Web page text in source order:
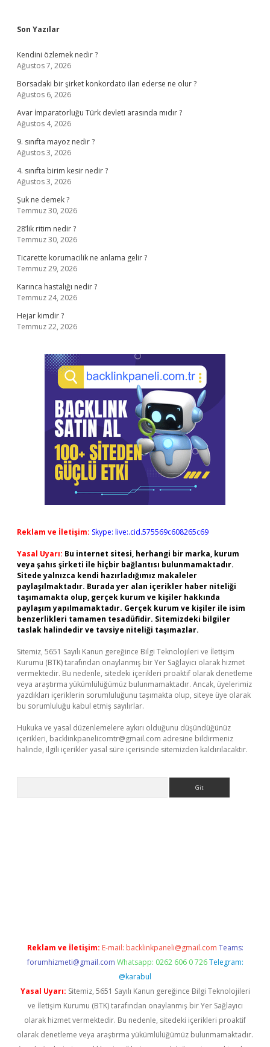
Sidebar
Son Yazılar
Kendini özlemek nedir ?
Ağustos 7, 2026
Borsadaki bir şirket konkordato ilan ederse ne olur ?
Ağustos 6, 2026
Avar İmparatorluğu Türk devleti arasında mıdır ?
Ağustos 4, 2026
9. sınıfta mayoz nedir ?
Ağustos 3, 2026
4. sınıfta birim kesir nedir ?
Ağustos 3, 2026
Şuk ne demek ?
Temmuz 30, 2026
28’lik ritim nedir ?
Temmuz 30, 2026
Ticarette korumacilik ne anlama gelir ?
Temmuz 29, 2026
Karınca hastalığı nedir ?
Temmuz 24, 2026
Hejar kimdir ?
Temmuz 22, 2026
Reklam ve İletişim: Skype: live:.cid.575569c608265c69
Yasal Uyarı: Bu internet sitesi, herhangi bir marka, kurum
veya şahıs şirketi ile hiçbir bağlantısı bulunmamaktadır.
Sitede yalnızca kendi hazırladığımız makaleler
paylaşılmaktadır. Burada yer alan içerikler haber niteliği
taşımamakta olup, gerçek kurum ve kişiler hakkında
paylaşım yapılmamaktadır. Gerçek kurum ve kişiler ile isim
benzerlikleri tamamen tesadüfidir. Sitemizdeki bilgiler
taslak halindedir ve tavsiye niteliği taşımazlar.
Sitemiz, 5651 Sayılı Kanun gereğince Bilgi Teknolojileri ve İletişim
Kurumu (BTK) tarafından onaylanmış bir Yer Sağlayıcı olarak hizmet
vermektedir. Bu nedenle, sitedeki içerikleri proaktif olarak denetleme
veya araştırma yükümlülüğümüz bulunmamaktadır. Ancak, üyelerimiz
yazdıkları içeriklerin sorumluluğunu taşımakta olup, siteye üye olarak
bu sorumluluğu kabul etmiş sayılırlar.
Hukuka ve yasal düzenlemelere aykırı olduğunu düşündüğünüz
içerikleri, backlinkpanelicomtr@gmail.com adresine bildirmeniz
halinde, ilgili içerikler yasal süre içerisinde sitemizden kaldırılacaktır.
Reklam ve İletişim: E-mail: backlinkpaneli@gmail.com Teams:
forumhizmeti@gmail.com Whatsapp: 0262 606 0 726 Telegram:
@karabul
Yasal Uyarı: Sitemiz, 5651 Sayılı Kanun gereğince Bilgi Teknolojileri
ve İletişim Kurumu (BTK) tarafından onaylanmış bir Yer Sağlayıcı
olarak hizmet vermektedir. Bu nedenle, sitedeki içerikleri proaktif
olarak denetleme veya araştırma yükümlülüğümüz bulunmamaktadır.